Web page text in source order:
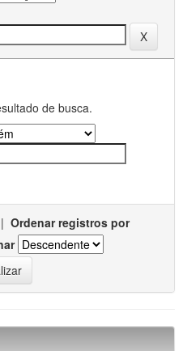
de busca.
| Ordenar registros por